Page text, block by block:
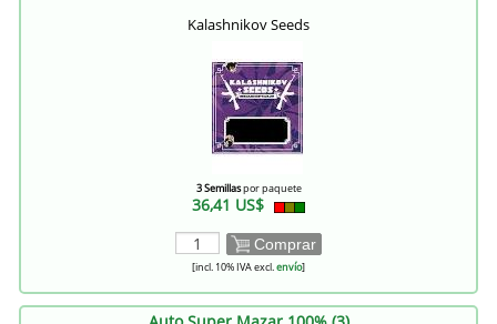
Kalashnikov Seeds
3 Semillaspor paquete
36,41 US$
Comprar
[incl. 10% IVA excl.envío]